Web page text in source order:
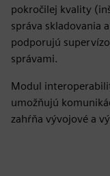
pokročilej kvality
správa skladovania
podporujú
správami.
Modul
umožňujú
zahŕňa vývojové a